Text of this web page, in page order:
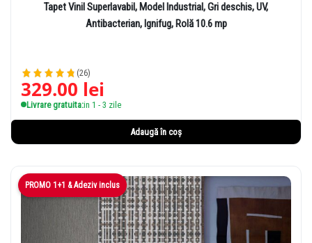
Tapet Vinil Superlavabil, Model Industrial, Gri deschis, UV,
Antibacterian, Ignifug, Rolă 10.6 mp
(26)
329.00 lei
Livrare gratuita:in 1 - 3 zile
Adaugă în coș
PROMO 1+1 & Adeziv inclus